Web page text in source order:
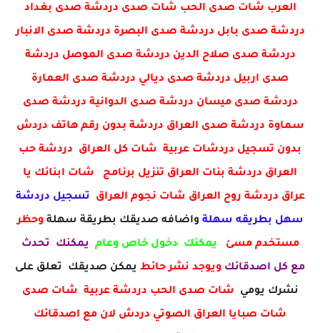
العرب شات صدى الحب شات صدى دردشة صدى بغداد
دردشة صدى بابل دردشة صدى البصرة دردشة صدى الانبار
دردشة صدى صلاح الدين دردشة صدى الموصل دردشة
صدى اربيل دردشة صدى ديالي دردشة صدى العمارة
دردشة صدى ميسان دردشة صدى الدوانية دردشة صدى
سماوة دردشة صدى العراق دردشة بدون رقم هاتف دردش
بدون تسجيل دردشات عربية شات كل العراق دردشة حب
العراق دردشة بنات العراق تنزيل برنامج شات ابنائك يا
عراق دردشة روح العراق شات نجوم العراق تسجيل دردشة
سهل بطريقه سهلة واضافه صديقك بطريقة سهلة وحظر
مستخدم مسئ يمكنك دخول خاص وعام يمكنك تحدث
مع كل اصدقائك ويوجد نشر حائط يمكن صديقك تعلق على
نشرك يومي شات صدى الحب دردشة عربية شات صدى
شات صبايا العراق الصوتي دردش لان مع اصدقائك